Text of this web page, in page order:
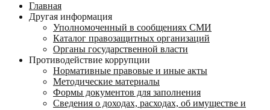
Главная
Другая информация
Уполномоченный в сообщениях СМИ
Каталог правозащитных организаций
Органы государственной власти
Противодействие коррупции
Нормативные правовые и иные акты
Методические материалы
Формы документов для заполнения
Сведения о доходах, расходах, об имуществе и